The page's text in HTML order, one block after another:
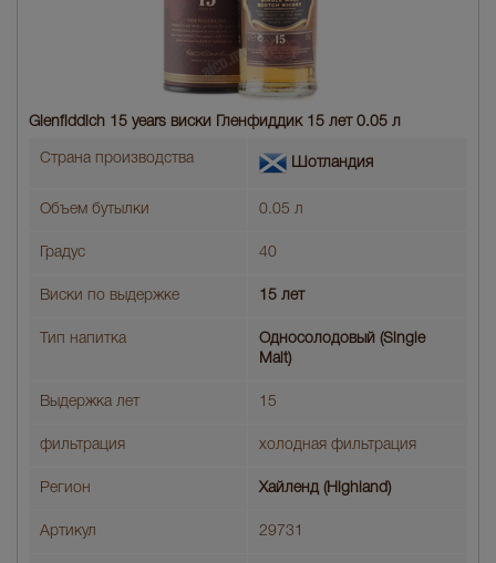
Glenfiddich 15 years виски Гленфиддик 15 лет 0.05 л
Страна производства Шотландия
Объем бутылки 0.05 л
Градус 40
Виски по выдержке 15 лет
Тип напитка
Односолодовый (Single
Malt)
Выдержка лет 15
фильтрация холодная фильтрация
Регион Хайленд (Highland)
Артикул 29731